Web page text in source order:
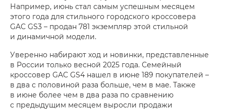
Например, июнь стал самым успешным месяцем
этого года для стильного городского кроссовера
GAC GS3 – продан 781 экземпляр этой стильной
и динамичной модели.
Уверенно набирают ход и новинки, представленные
в России только весной 2025 года. Семейный
кроссовер GAC GS4 нашел в июне 189 покупателей –
в два с половиной раза больше, чем в мае. Также
в июне более чем в два раза по сравнению
с предыдущим месяцем выросли продажи